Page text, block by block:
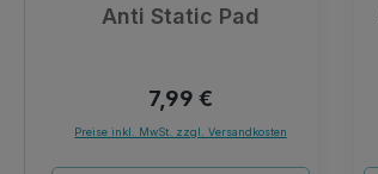
Anti Static Pad
Regulärer Preis:
7,99 €
Preise inkl. MwSt. zzgl. Versandkosten